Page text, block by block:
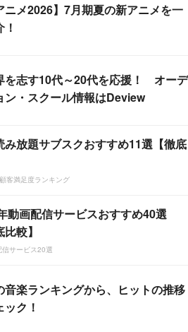
ニメ2026】7月期夏の新アニメを一
を志す10代～20代を応援！ オーデ
ン・スクール情報はDeview
み放題サブスクおすすめ11選【徹底
客満足度ランキング
動画配信サービスおすすめ40選
比較】
サービス20選
音楽ランキングから、ヒットの推移
ク！